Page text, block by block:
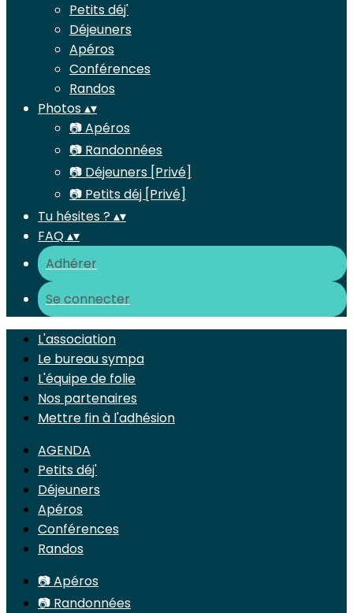
Petits déj'
Déjeuners
Apéros
Conférences
Randos
Photos▴▾
📷 Apéros
📷 Randonnées
📷 Déjeuners [Privé]
📷 Petits déj [Privé]
Tu hésites ?▴▾
FAQ▴▾
Adhérer
Se connecter
L'association
Le bureau sympa
L'équipe de folie
Nos partenaires
Mettre fin à l'adhésion
AGENDA
Petits déj'
Déjeuners
Apéros
Conférences
Randos
📷 Apéros
📷 Randonnées